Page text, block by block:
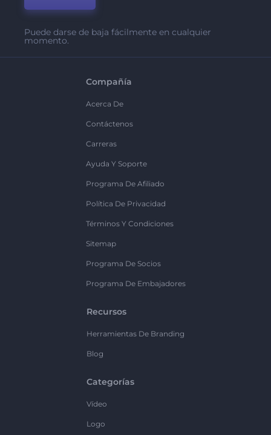
Puede darse de baja fácilmente en cualquier
momento.
Compañía
Acerca De
Contáctenos
Carreras
Ayuda Y Soporte
Programa De Afiliado
Política De Privacidad
Términos Y Condiciones
Sitemap
Programa De Socios
Programa De Embajadores
Recursos
Herramientas De Branding
Blog
Categorías
Vídeo
Logo